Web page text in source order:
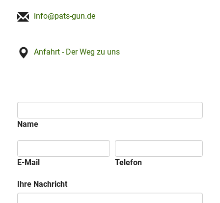
info@pats-gun.de
Anfahrt - Der Weg zu uns
Name
E-Mail Telefon
Ihre Nachricht